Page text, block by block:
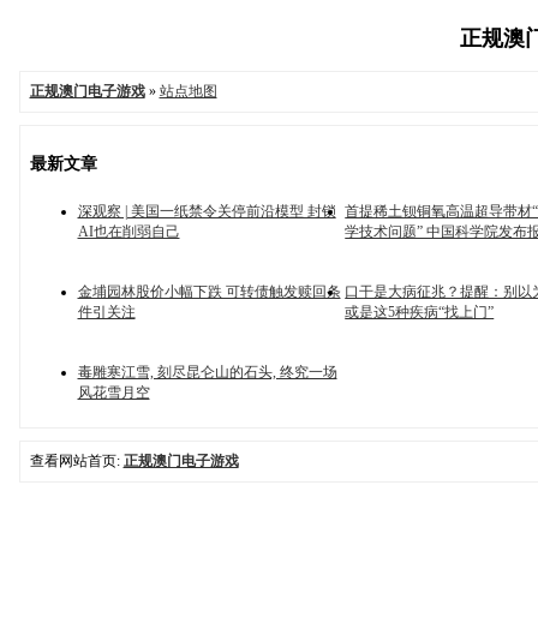
正规澳
正规澳门电子游戏» 站点地图
最新文章
深观察 | 美国一纸禁令关停前沿模型 封锁
AI也在削弱自己
首提稀土钡铜氧高温超导带材
学技术问题” 中国科学院发布
金埔园林股价小幅下跌 可转债触发赎回条
件引关注
口干是大病征兆？提醒：别以
或是这5种疾病“找上门”
毒雕寒江雪, 刻尽昆仑山的石头, 终究一场
风花雪月空
查看网站首页: 正规澳门电子游戏